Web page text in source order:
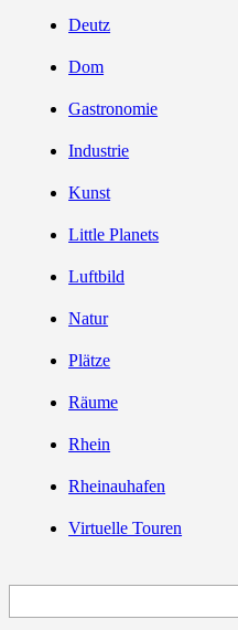
Deutz
Dom
Gastronomie
Industrie
Kunst
Little Planets
Luftbild
Natur
Plätze
Räume
Rhein
Rheinauhafen
Virtuelle Touren